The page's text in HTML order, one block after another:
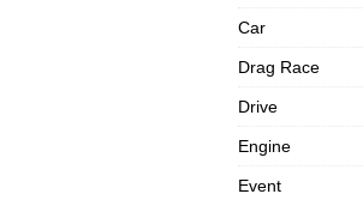
Car
Drag Race
Drive
Engine
Event